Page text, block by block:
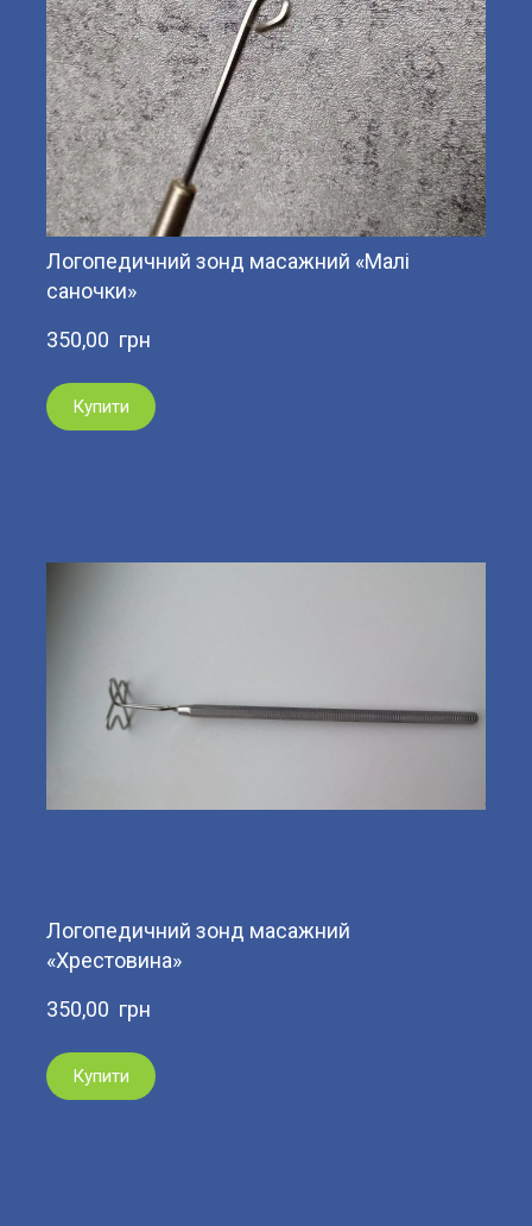
Логопедичний зонд масажний «Малі
саночки»
350,00  грн
Купити
Логопедичний зонд масажний
«Хрестовина»
350,00  грн
Купити